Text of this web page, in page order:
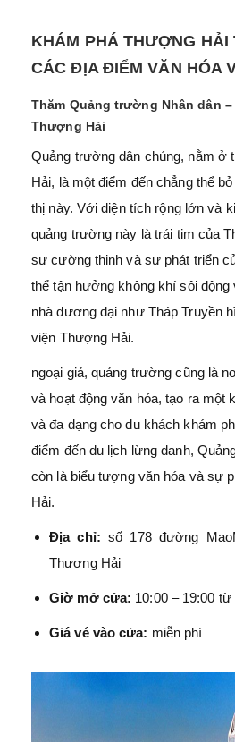
KHÁM PHÁ THƯỢNG HẢI
CÁC ĐỊA ĐIỂM VĂN HÓA
Thăm Quảng trường Nhân dân
Thượng Hải
Quảng trường dân chúng, nằm ở
Hải, là một điểm đến chẳng thể
thị này. Với diện tích rộng lớn và
quảng trường này là trái tim của
sự cường thịnh và sự phát triển
thể tận hưởng không khí sôi động
nhà đương đại như Tháp Truyền
viện Thượng Hải.
ngoại giả, quảng trường cũng là
và hoạt động văn hóa, tạo ra một
và đa dạng cho du khách khám
điểm đến du lịch lừng danh,
còn là biểu tượng văn hóa và sự
Hải.
Địa chỉ: số 178 đường
Thượng Hải
Giờ mở cửa: 10:00 – 19:00
Giá vé vào cửa: miễn phí